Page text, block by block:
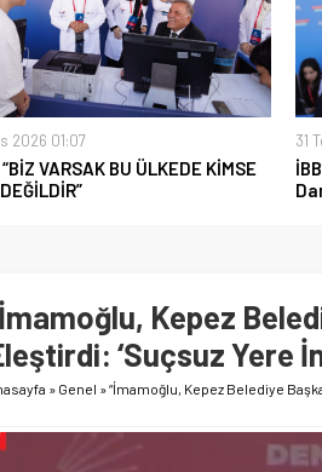
2026 01:07
VARSAK BU ÜLKEDE KİMSE
31
Kepez
‘Suçsuz Yere
» Genel »“İmamoğlu, Kepez Belediye